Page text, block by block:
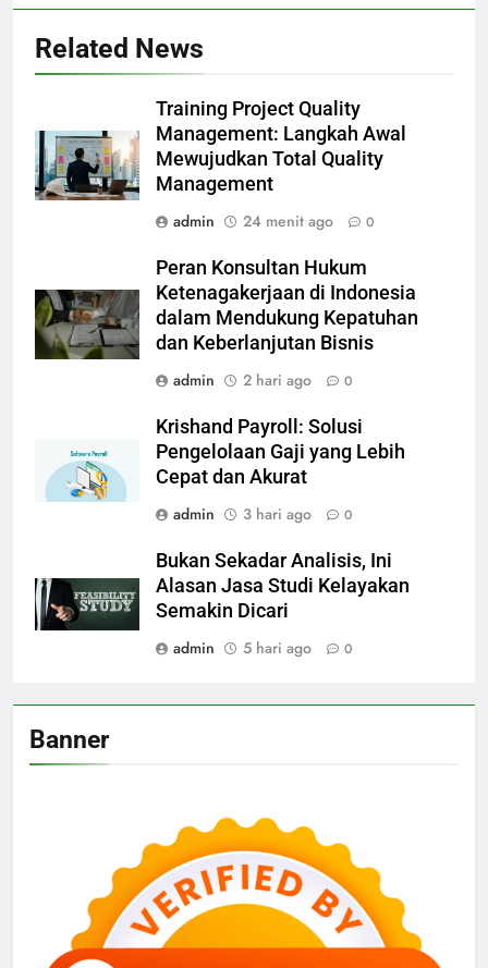
Related News
Training Project Quality
Management: Langkah Awal
Mewujudkan Total Quality
Management
admin
24 menit ago 0
Peran Konsultan Hukum
Ketenagakerjaan di Indonesia
dalam Mendukung Kepatuhan
dan Keberlanjutan Bisnis
admin
2 hari ago 0
Krishand Payroll: Solusi
Pengelolaan Gaji yang Lebih
Cepat dan Akurat
admin
3 hari ago 0
Bukan Sekadar Analisis, Ini
Alasan Jasa Studi Kelayakan
Semakin Dicari
admin
5 hari ago 0
Banner